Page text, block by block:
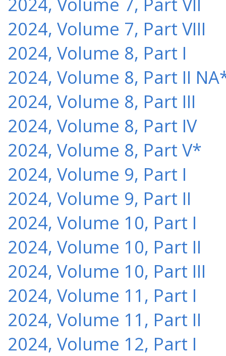
2024, Volume 7, Part VIII
2024, Volume 8, Part I
2024, Volume 8, Part II
2024, Volume 8, Part III
2024, Volume 8, Part IV
2024, Volume 8, Part V*
2024, Volume 9, Part I
2024, Volume 9, Part II
2024, Volume 10, Part I
2024, Volume 10, Part II
2024, Volume 10, Part III
2024, Volume 11, Part I
2024, Volume 11, Part II
2024, Volume 12, Part I